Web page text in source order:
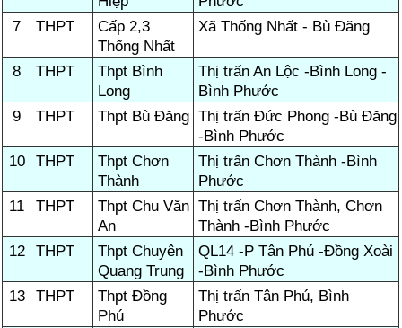
7
THPT
Cấp 2,3
Thống Nhất
Xã Thống Nhất - Bù Đăng
8 THPT
Thpt Bình
Long
Thị trấn An Lộc -Bình Long -
Bình Phước
9
THPT Thpt Bù Đăng Thị trấn Đức Phong -Bù Đăng
-Bình Phước
10
THPT
Thpt Chơn
Thành
Thị trấn Chơn Thành -Bình
Phước
11
THPT
Thpt Chu Văn
An
Thị trấn Chơn Thành, Chơn
Thành -Bình Phước
12
THPT
Thpt Chuyên
Quang Trung
QL14 -P Tân Phú -Đồng Xoài
-Bình Phước
13
THPT
Thpt Đồng
Phú
Thị trấn Tân Phú, Bình
Phước